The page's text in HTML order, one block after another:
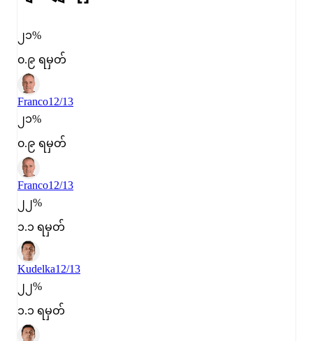
၂၁%
၀.၉ ရမှတ်
Franco12/13
၂၁%
၀.၉ ရမှတ်
Franco12/13
၂၂%
၁.၁ ရမှတ်
Kudelka12/13
၂၂%
၁.၁ ရမှတ်